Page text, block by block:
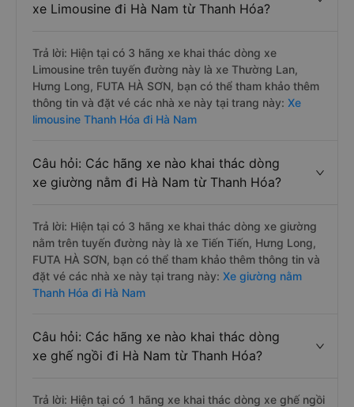
xe Limousine đi Hà Nam từ Thanh Hóa?
Trả lời: Hiện tại có 3 hãng xe khai thác dòng xe
Limousine trên tuyến đường này là xe Thường Lan,
Hưng Long, FUTA HÀ SƠN, bạn có thể tham khảo thêm
thông tin và đặt vé các nhà xe này tại trang này: Xe
limousine Thanh Hóa đi Hà Nam
Câu hỏi: Các hãng xe nào khai thác dòng
xe giường nằm đi Hà Nam từ Thanh Hóa?
Trả lời: Hiện tại có 3 hãng xe khai thác dòng xe giường
nằm trên tuyến đường này là xe Tiến Tiến, Hưng Long,
FUTA HÀ SƠN, bạn có thể tham khảo thêm thông tin và
đặt vé các nhà xe này tại trang này: Xe giường nằm
Thanh Hóa đi Hà Nam
Câu hỏi: Các hãng xe nào khai thác dòng
xe ghế ngồi đi Hà Nam từ Thanh Hóa?
Trả lời: Hiện tại có 1 hãng xe khai thác dòng xe ghế ngồi